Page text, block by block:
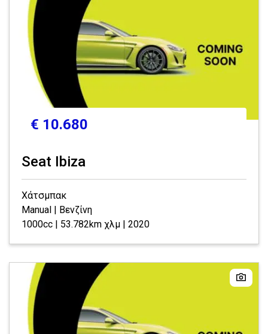
€ 10.680
Seat Ibiza
Χάτσμπακ
Manual | Βενζίνη
1000cc | 53.782km χλμ | 2020